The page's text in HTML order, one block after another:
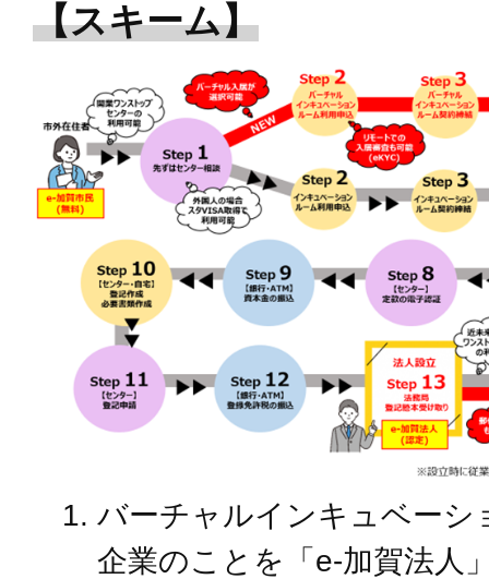
【スキーム】
バーチャルインキュベーシ
企業のことを「e-加賀法人